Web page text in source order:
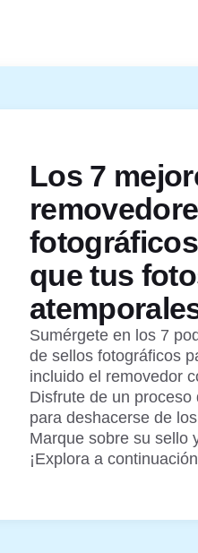
Los 7
que tus
Sumérgete en los 7
de sellos fotográficos
incluido el removedor
Disfrute de un
para deshacerse de
Marque sobre su sello
¡Explora a